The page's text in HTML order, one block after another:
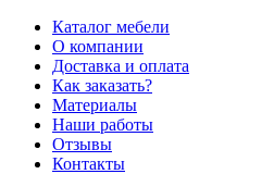
Каталог мебели
О компании
Доставка и оплата
Как заказать?
Материалы
Наши работы
Отзывы
Контакты